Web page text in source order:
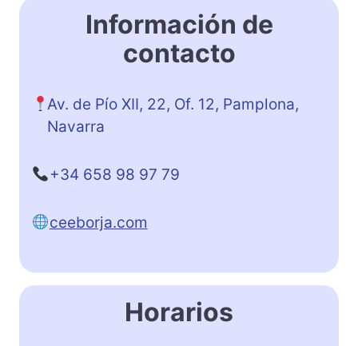
Información de
contacto
Av. de Pío XII, 22, Of. 12, Pamplona,
Navarra
+34 658 98 97 79
ceeborja.com
Horarios